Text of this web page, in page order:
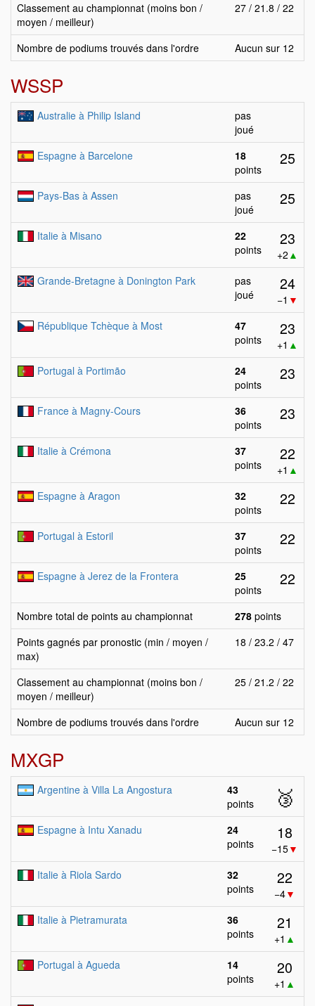
Classement au championnat (moins bon /
moyen / meilleur)
27 / 21.8 / 22
Nombre de podiums trouvés dans l'ordre Aucun sur 12
WSSP
Australie à Philip Island
pas
joué
Espagne à Barcelone
18
points
25
Pays-Bas à Assen
pas
joué
25
Italie à Misano
22
points
23
+2 ▲
Grande-Bretagne à Donington Park
pas
joué
24
−1 ▼
République Tchèque à Most
47
points
23
+1 ▲
Portugal à Portimão
24
points
23
France à Magny-Cours
36
points
23
Italie à Crémona
37
points
22
+1 ▲
Espagne à Aragon
32
points
22
Portugal à Estoril
37
points
22
Espagne à Jerez de la Frontera
25
points
22
Nombre total de points au championnat 278 points
Points gagnés par pronostic (min / moyen /
max)
18 / 23.2 / 47
Classement au championnat (moins bon /
moyen / meilleur)
25 / 21.2 / 22
Nombre de podiums trouvés dans l'ordre Aucun sur 12
MXGP
Argentine à Villa La Angostura
43
points
🥉
Espagne à Intu Xanadu
24
points
18
−15▼
Italie à Riola Sardo
32
points
22
−4▼
Italie à Pietramurata
36
points
21
+1 ▲
Portugal à Agueda
14
points
20
+1 ▲